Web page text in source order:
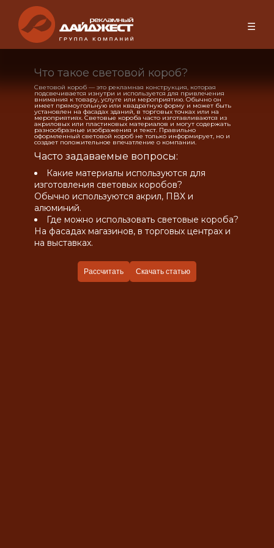
☰
Что такое световой короб?
Световой короб — это рекламная конструкция, которая
подсвечивается изнутри и используется для привлечения
внимания к товару, услуге или мероприятию. Обычно он
имеет прямоугольную или квадратную форму и может быть
установлен на фасадах зданий, в торговых точках или на
мероприятиях. Световые короба часто изготавливаются из
акриловых или пластиковых материалов и могут содержать
разнообразные изображения и текст. Правильно
оформленный световой короб не только информирует, но и
создает положительное впечатление о компании.
Часто задаваемые вопросы:
Какие материалы используются для
изготовления световых коробов?
Обычно используются акрил, ПВХ и
алюминий.
Где можно использовать световые короба?
На фасадах магазинов, в торговых центрах и
на выставках.
Рассчитать Скачать статью